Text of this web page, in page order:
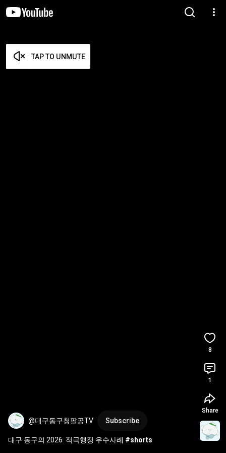
TAP TO UNMUTE
@대구동구청팔공TV Subscribe
대구 동구의 2026  적극행정 우수사례 #shorts
8
1
Share